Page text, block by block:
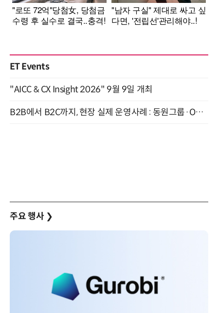
ET Events
"AICC & CX Insight 2026" 9월 9일 개최
B2B에서 B2C까지, 현장 실제 운영사례 : 동원그룹·OCI·다이닝브랜즈그룹·당근 (8/27)
주요 행사 ❯